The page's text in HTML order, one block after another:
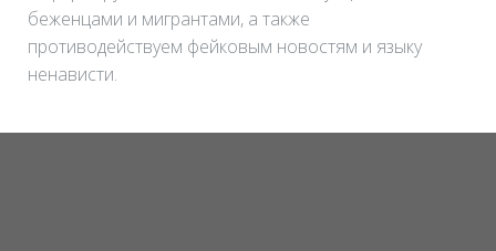
беженцами и мигрантами, а также
противодействуем фейковым новостям и языку
ненависти.